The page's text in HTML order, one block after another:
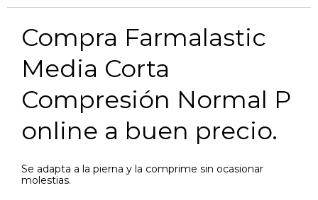
Compra Farmalastic
Media Corta
Compresión Normal P
online a buen precio.
Se adapta a la pierna y la comprime sin ocasionar
molestias.